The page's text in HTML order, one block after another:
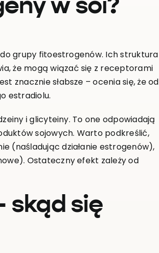
w soi?
grupy fitoestrogenów. Ich struktura
że mogą wiązać się z receptorami
znacznie słabsze – ocenia się, że od
estradiolu.
i glicyteiny. To one odpowiadają
sojowych. Warto podkreślić,
(naśladując działanie estrogenów),
Ostateczny efekt zależy od
skąd się